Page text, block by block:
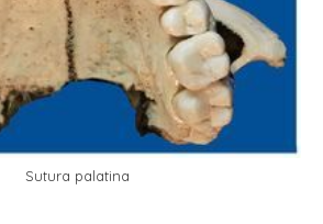
Sutura palatina